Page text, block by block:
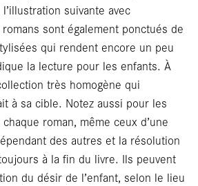
suivante avec
sont également ponctués de
qui rendent encore un peu
la lecture pour les enfants. À
très homogène qui
à sa cible. Notez aussi pour les
roman, même ceux d’une
des autres et la résolution
à la fin du livre. Ils peuvent
du désir de l’enfant, selon le lieu